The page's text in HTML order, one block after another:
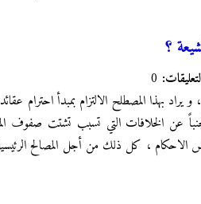
؟
يراد بهذا المصطلح الالتزام بمبدأ احترام
عن الخلافات التي تسبب تشتت صفوف
، كل ذلك من أجل المصالح الرئيسية و